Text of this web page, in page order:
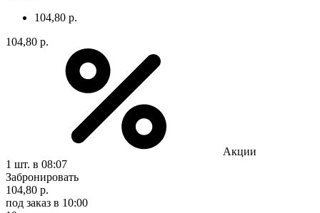
104,80 р.
104,80 р.
Акции
1 шт. в 08:07
Забронировать
104,80 р.
под заказ в 10:00